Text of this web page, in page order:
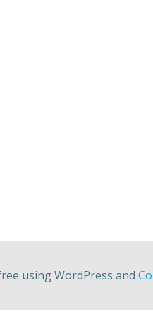
using WordPress and